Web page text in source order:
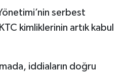
serbest
kimliklerinin artık kabul
iddiaların doğru